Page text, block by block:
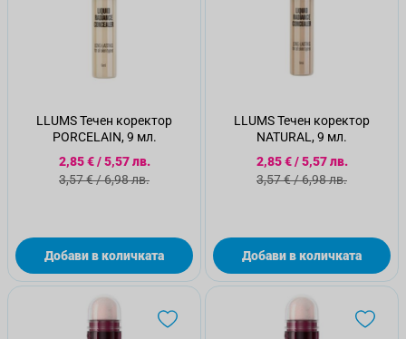
LLUMS Течен коректор
PORCELAIN, 9 мл.
Специална цена
2,85 €/5,57 лв.
Стандартна цена
3,57 €/6,98 лв.
Добави в количката
LLUMS Течен коректор
NATURAL, 9 мл.
Специална цена
2,85 €/5,57 лв.
Стандартна цена
3,57 €/6,98 лв.
Добави в количката